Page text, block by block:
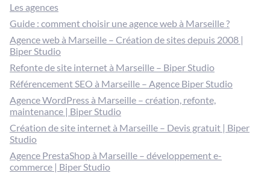
Les agences
Guide : comment choisir une agence web à Marseille ?
Agence web à Marseille – Création de sites depuis 2008 |
Biper Studio
Refonte de site internet à Marseille – Biper Studio
Référencement SEO à Marseille – Agence Biper Studio
Agence WordPress à Marseille – création, refonte,
maintenance | Biper Studio
Création de site internet à Marseille – Devis gratuit | Biper
Studio
Agence PrestaShop à Marseille – développement e-
commerce | Biper Studio